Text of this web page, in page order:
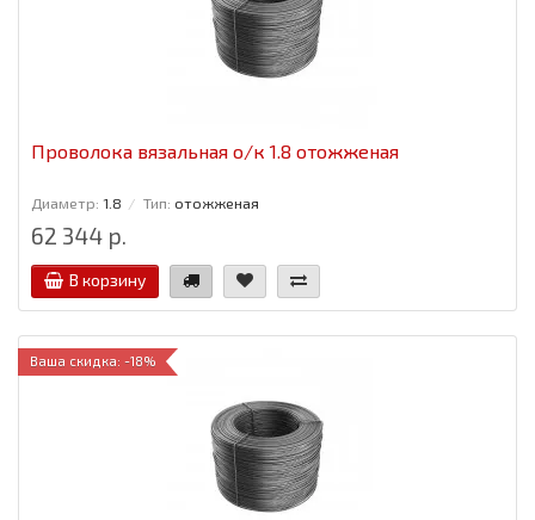
Проволока вязальная о/к 1.8 отожженая
Диаметр: 1.8 Тип: отожженая
62 344 р.
В корзину
Ваша скидка: -18%